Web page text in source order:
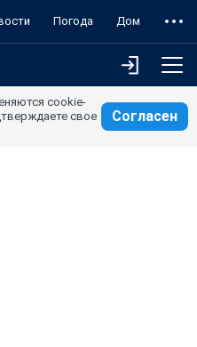
Погода Дом
cookie-
свое
Согласен